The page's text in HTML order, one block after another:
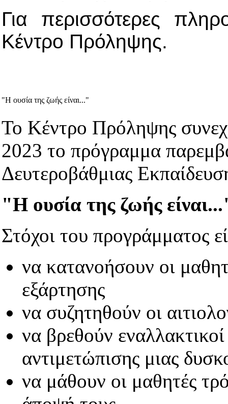
Για περισσότερες
Κέντρο Πρόληψης.
"Η ουσία της ζωής είναι..."
Το Κέντρο Πρόληψης
2023 το πρόγραμμα
Δευτεροβάθμιας
"Η ουσία της ζωής
Στόχοι του προγράμματος
να κατανοήσουν οι
εξάρτησης
να συζητηθούν οι
να βρεθούν
αντιμετώπισης μιας
να μάθουν οι μαθητές